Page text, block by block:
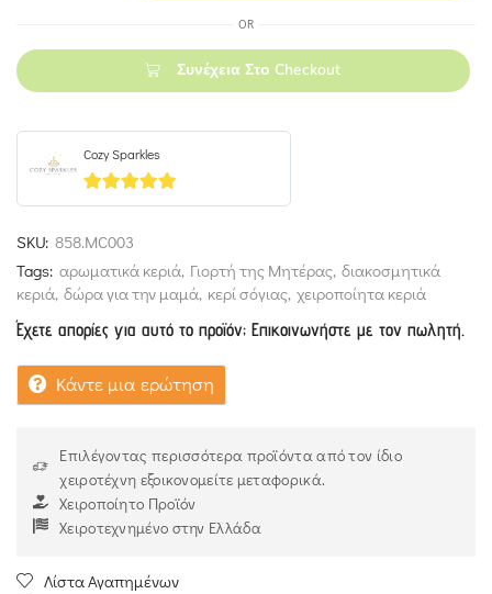
OR
Συνέχεια Στο Checkout
Cozy Sparkles
5out of 5
SKU: 858.MC003
Tags: αρωματικά κεριά, Γιορτή της Μητέρας, διακοσμητικά
κεριά, δώρα για την μαμά, κερί σόγιας, χειροποίητα κεριά
Έχετε απορίες για αυτό το προϊόν; Επικοινωνήστε με τον πωλητή.
Κάντε μια ερώτηση
Επιλέγοντας περισσότερα προϊόντα από τον ίδιο
χειροτέχνη εξοικονομείτε μεταφορικά.
Χειροποίητο Προϊόν
Χειροτεχνημένο στην Ελλάδα
Λίστα Αγαπημένων